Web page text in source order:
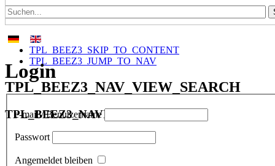
TPL_BEEZ3_SKIP_TO_CONTENT
TPL_BEEZ3_JUMP_TO_NAV
TPL_BEEZ3_NAV_VIEW_SEARCH
TPL_BEEZ3_NAVIGATION
Login
e-mail / Benutzername
Passwort
Angemeldet bleiben